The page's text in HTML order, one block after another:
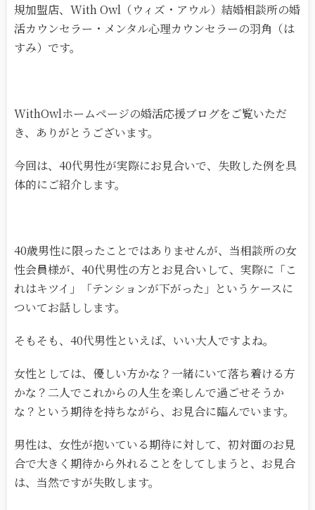
規加盟店、With Owl（ウィズ・アウル）結婚相談所の婚
活カウンセラー・メンタル心理カウンセラーの羽角（は
すみ）です。
WithOwlホームページの婚活応援ブログをご覧いただ
き、ありがとうございます。
今回は、40代男性が実際にお見合いで、失敗した例を具
体的にご紹介します。
40歳男性に限ったことではありませんが、当相談所の女
性会員様が、40代男性の方とお見合いして、実際に「こ
れはキツイ」「テンションが下がった」というケースに
ついてお話しします。
そもそも、40代男性といえば、いい大人ですよね。
女性としては、優しい方かな？一緒にいて落ち着ける方
かな？二人でこれからの人生を楽しんで過ごせそうか
な？という期待を持ちながら、お見合に臨んでいます。
男性は、女性が抱いている期待に対して、初対面のお見
合で大きく期待から外れることをしてしまうと、お見合
は、当然ですが失敗します。